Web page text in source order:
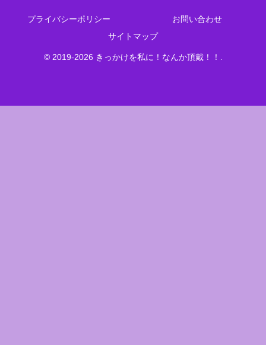
プライバシーポリシー
お問い合わせ
サイトマップ
© 2019-2026 きっかけを私に！なんか頂戴！！.